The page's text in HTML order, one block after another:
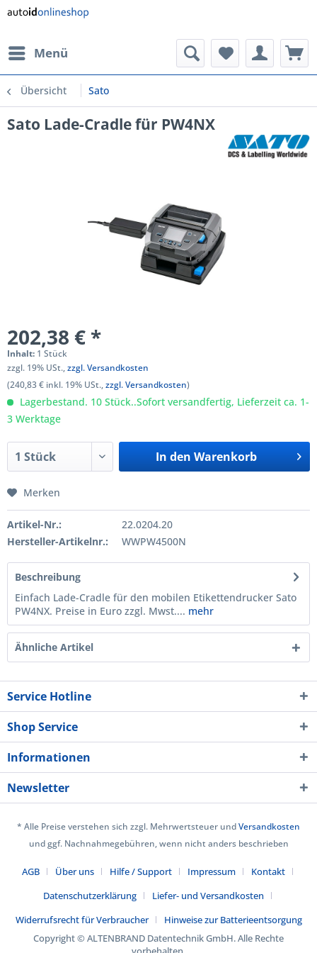
Menü
Übersicht Sato
Sato Lade-Cradle für PW4NX
202,38 € *
Inhalt: 1 Stück
zzgl. 19% USt.,zzgl. Versandkosten
(240,83 € inkl. 19% USt.,zzgl. Versandkosten)
Lagerbestand. 10 Stück..Sofort versandfertig, Lieferzeit ca. 1-
3 Werktage
In den Warenkorb
Merken
Artikel-Nr.:
22.0204.20
Hersteller-Artikelnr.:
WWPW4500N
Beschreibung
Einfach Lade-Cradle für den mobilen Etikettendrucker Sato
PW4NX. Preise in Euro zzgl. Mwst.... mehr
Ähnliche Artikel
Service Hotline
Shop Service
Informationen
Newsletter
* Alle Preise verstehen sich zzgl. Mehrwertsteuer undVersandkosten
und ggf. Nachnahmegebühren, wenn nicht anders beschrieben
AGB Über uns Hilfe / Support Impressum
Kontakt
Datenschutzerklärung
Liefer- und Versandkosten
Widerrufsrecht für Verbraucher
Hinweise zur Batterieentsorgung
Copyright © ALTENBRAND Datentechnik GmbH. Alle Rechte